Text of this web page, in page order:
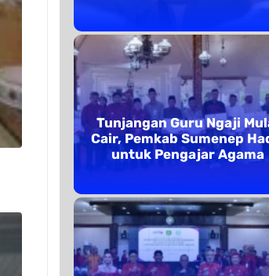
Tunjangan Guru Ngaji
Cair, Pemkab Sumenep
untuk Pengajar Agama